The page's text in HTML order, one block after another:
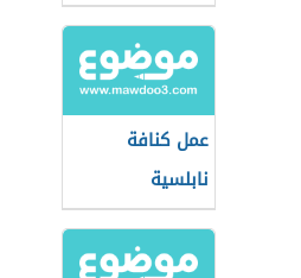
عمل كنافة
نابلسية